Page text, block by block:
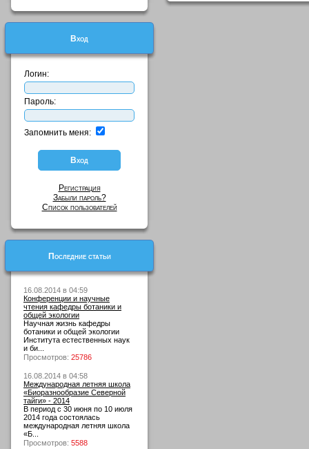
Вход
Логин:
Пароль:
Запомнить меня:
Регистрация
Забыли пароль?
Список пользователей
Последние статьи
16.08.2014 в 04:59
Конференции и научные
чтения кафедры ботаники и
общей экологии
Научная жизнь кафедры
ботаники и общей экологии
Института естественных наук
и би...
Просмотров: 25786
16.08.2014 в 04:58
Международная летняя школа
«Биоразнообразие Северной
тайги» - 2014
В период с 30 июня по 10 июля
2014 года состоялась
международная летняя школа
«Б...
Просмотров: 5588